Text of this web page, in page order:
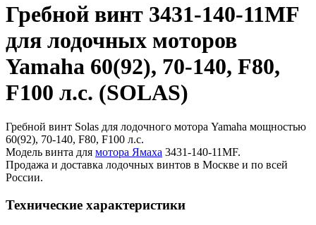
Гребной винт 3431-140-11MF
для лодочных моторов
Yamaha 60(92), 70-140, F80,
F100 л.с. (SOLAS)
Гребной винт Solas для лодочного мотора Yamaha мощностью
60(92), 70-140, F80, F100 л.с.
Модель винта для мотора Ямаха 3431-140-11MF.
Продажа и доставка лодочных винтов в Москве и по всей
России.
Технические характеристики